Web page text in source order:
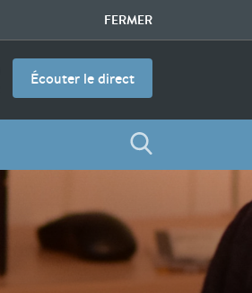
FERMER
Écouter le direct